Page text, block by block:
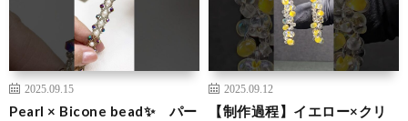
2025.09.15
Pearl × Bicone bead✨ パー
2025.09.12
【制作過程】イエロー×クリ